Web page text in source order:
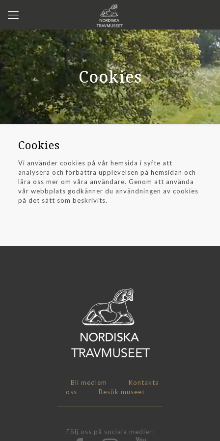
Cookies
Cookies
Vi använder cookies på vår hemsida i syfte att
analysera och förbättra upplevelsen på hemsidan och
lära oss mer om våra användare. Genom att använda
vår webbplats godkänner du användningen av cookies
på det sätt som beskrivits.
Bli medlem
Kontakta
oss
Besök museet
Följ oss på sociala medier: